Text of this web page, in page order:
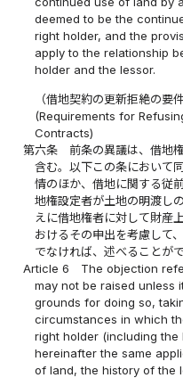
deemed to be the
right holder, and the
apply to the relationship
holder and the lessor.
（借地契約の更新拒絶の要件
(Requirements for
Contracts)
第六条
前条の異議は、借地
含む。以下この条において
情のほか、借地に関する従
地権設定者が土地の明渡し
えに借地権者に対して財産
おけるその申出を考慮して
でなければ、述べることがで
Article 6
The objection
may not be raised unless
grounds for doing so,
circumstances in which
right holder (including the
hereinafter the same
of land, the history of the